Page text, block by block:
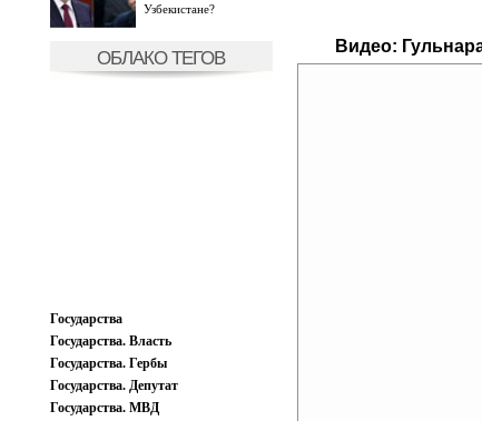
Узбекистане?
ОБЛАКО ТЕГОВ
Государства
Государства. Власть
Государства. Гербы
Государства. Депутат
Государства. МВД
Видео: